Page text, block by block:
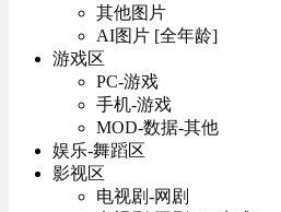
其他图片
AI图片 [全年龄]
游戏区
PC-游戏
手机-游戏
MOD-数据-其他
娱乐-舞蹈区
影视区
电视剧-网剧